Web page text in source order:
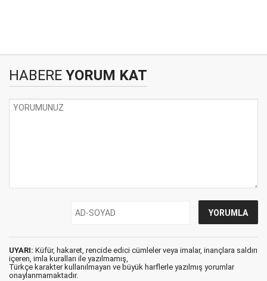
HABERE YORUM KAT
UYARI: Küfür, hakaret, rencide edici cümleler veya imalar, inançlara saldırı
içeren, imla kuralları ile yazılmamış,
Türkçe karakter kullanılmayan ve büyük harflerle yazılmış yorumlar
onaylanmamaktadır.